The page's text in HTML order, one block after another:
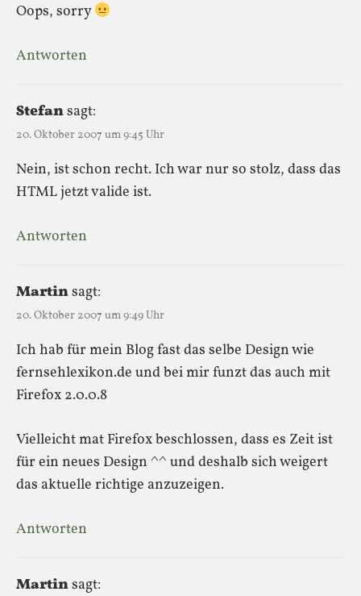
Oops, sorry
Antworten
Stefansagt:
20. Oktober 2007 um 9:45 Uhr
Nein, ist schon recht. Ich war nur so stolz, dass das
HTML jetzt valide ist.
Antworten
Martinsagt:
20. Oktober 2007 um 9:49 Uhr
Ich hab für mein Blog fast das selbe Design wie
fernsehlexikon.de und bei mir funzt das auch mit
Firefox 2.0.0.8
Vielleicht mat Firefox beschlossen, dass es Zeit ist
für ein neues Design ^^ und deshalb sich weigert
das aktuelle richtige anzuzeigen.
Antworten
Martinsagt: